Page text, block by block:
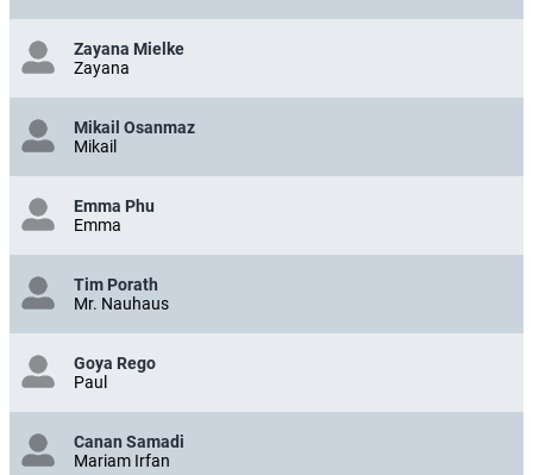
Zayana Mielke
Zayana
Mikail Osanmaz
Mikail
Emma Phu
Emma
Tim Porath
Mr. Nauhaus
Goya Rego
Paul
Canan Samadi
Mariam Irfan